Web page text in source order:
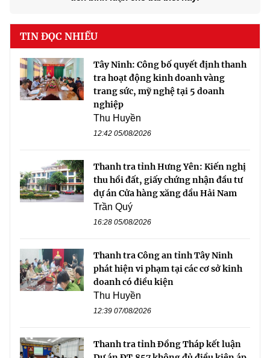
TIN ĐỌC NHIỀU
Tây Ninh: Công bố quyết định thanh
tra hoạt động kinh doanh vàng
trang sức, mỹ nghệ tại 5 doanh
nghiệp
Thu Huyền
12:42 05/08/2026
Thanh tra tỉnh Hưng Yên: Kiến nghị
thu hồi đất, giấy chứng nhận đầu tư
dự án Cửa hàng xăng dầu Hải Nam
Trần Quý
16:28 05/08/2026
Thanh tra Công an tỉnh Tây Ninh
phát hiện vi phạm tại các cơ sở kinh
doanh có điều kiện
Thu Huyền
12:39 07/08/2026
Thanh tra tỉnh Đồng Tháp kết luận